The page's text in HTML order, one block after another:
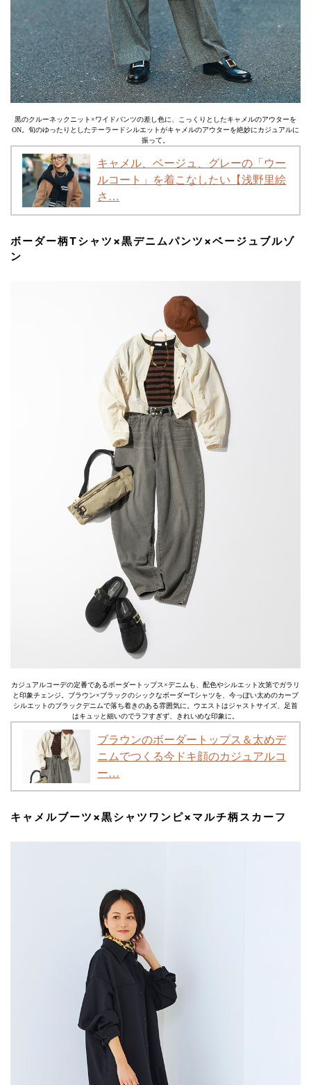
黒のクルーネックニット×ワイドパンツの差し色に、こっくりとしたキャメルのアウターを
ON。旬のゆったりとしたテーラードシルエットがキャメルのアウターを絶妙にカジュアルに
振って。
キャメル、ベージュ、グレーの「ウー
ルコート」を着こなしたい【浅野里絵
さ…
ボーダー柄Tシャツ×黒デニムパンツ×ベージュブルゾ
ン
カジュアルコーデの定番であるボーダートップス×デニムも、配色やシルエット次第でガラリ
と印象チェンジ。ブラウン×ブラックのシックなボーダーTシャツを、今っぽい太めのカーブ
シルエットのブラックデニムで落ち着きのある雰囲気に。ウエストはジャストサイズ、足首
はキュッと細いのでラフすぎず、きれいめな印象に。
ブラウンのボーダートップス＆太めデ
ニムでつくる今ドキ顔のカジュアルコ
ー…
キャメルブーツ×黒シャツワンピ×マルチ柄スカーフ